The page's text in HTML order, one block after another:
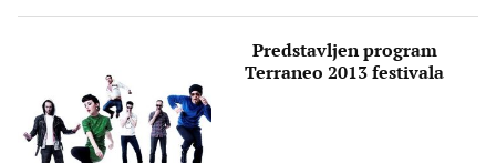
Predstavljen program
Terraneo 2013 festivala